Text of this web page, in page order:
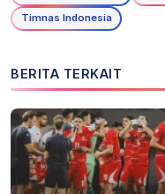
Timnas Indonesia
BERITA TERKAIT